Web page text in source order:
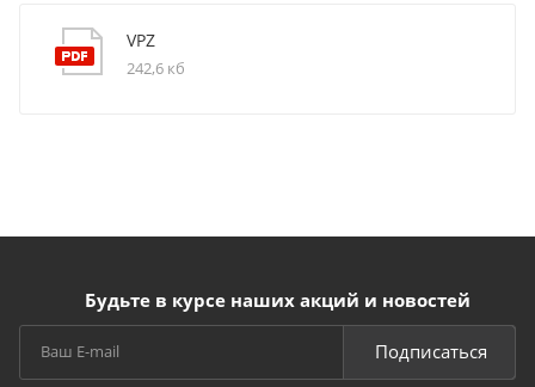
VPZ
242,6 кб
Будьте в курсе наших акций и новостей
Подписаться